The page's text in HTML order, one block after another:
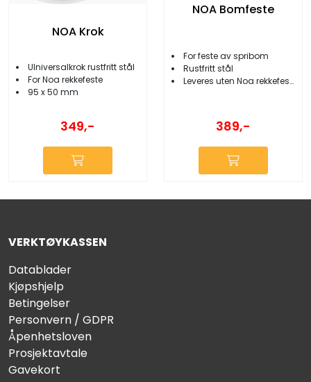
NOA Krok
UIniversalkrok rustfritt stål
For Noa rekkefeste
95 x 50 mm
349,-
NOA Bomfeste
For feste av spribom
Rustfritt stål
Leveres uten Noa rekkefeste
389,-
VERKTØYKASSEN
Datablader
Kjøpshjelp
Betingelser
Personvern / GDPR
Åpenhetsloven
Prosjektavtale
Gavekort